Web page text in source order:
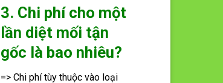
3. Chi phí cho một
lần diệt mối tận
gốc là bao nhiêu?
=> Chi phí tùy thuộc vào loại